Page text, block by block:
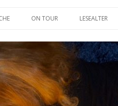
ON TOUR LESEALTER
3 BIS 6 JAHRE